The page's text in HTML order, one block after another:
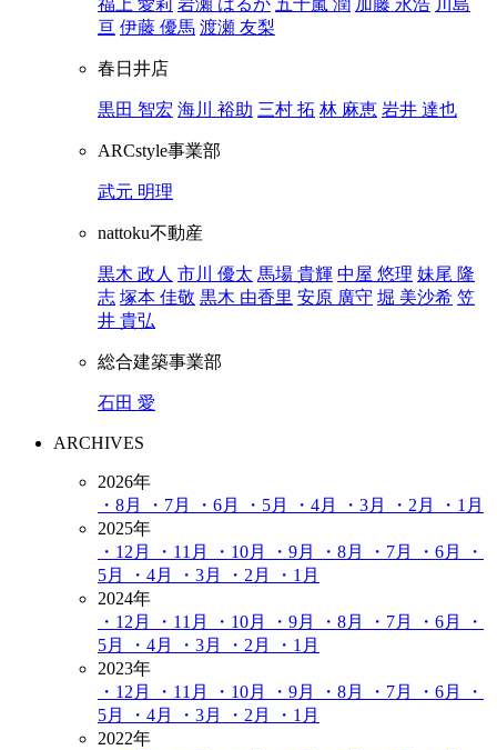
亘 伊藤 優馬 渡瀬 友梨
春日井店
黒田 智宏 海川 裕助 三村 拓 林 麻恵 岩井 達也
ARCstyle事業部
武元 明理
nattoku不動産
黒木 政人 市川 優太 馬場 貴輝 中屋 悠理 妹尾 隆
志 塚本 佳敬 黒木 由香里 安原 廣守 堀 美沙希 笠
井 貴弘
総合建築事業部
石田 愛
ARCHIVES
2026年
・8月
・7月 ・6月 ・5月 ・4月 ・3月 ・2月
・1月
2025年
・12月
・11月 ・10月 ・9月 ・8月 ・7月 ・6月
・
5月
・4月 ・3月 ・2月
・1月
2024年
・12月
・11月 ・10月 ・9月 ・8月 ・7月 ・6月
・
5月
・4月 ・3月 ・2月
・1月
2023年
・12月
・11月 ・10月 ・9月 ・8月 ・7月 ・6月
・
5月
・4月 ・3月 ・2月
・1月
2022年